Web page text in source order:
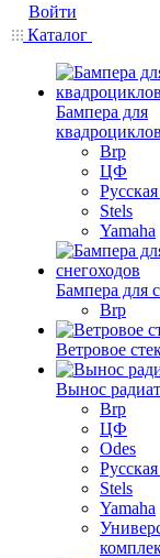
Войти
Каталог
Бампера для
квадроциклов
Brp
ЦФ
Stels
Yamaha
Бампера для
Brp
Ветровое
Вынос
Brp
ЦФ
Odes
Stels
Yamaha